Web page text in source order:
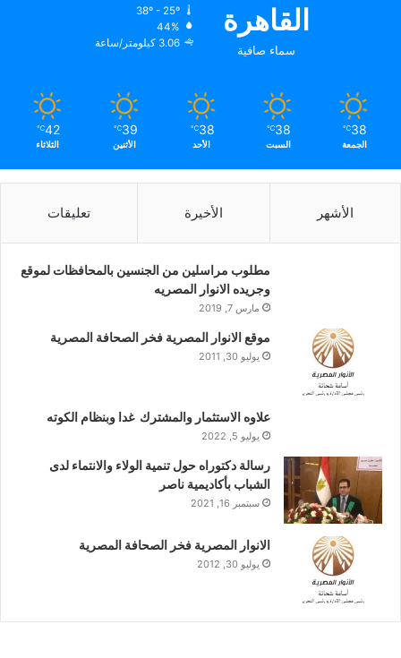
القاهرة
سماء صافية
38º - 25º
44%
3.06 كيلومتر/ساعة
38
℃
الجمعة
38
℃
السبت
38
℃
الأحد
39
℃
الأثنين
42
℃
الثلاثاء
الأشهر الأخيرة تعليقات
مطلوب مراسلين من الجنسين بالمحافظات لموقع
وجريده الانوار المصريه
مارس 7, 2019
موقع الانوار المصرية فخر الصحافة المصرية
يوليو 30, 2011
علاوه الاستثمار والمشترك غدا وبنظام الكوته
يوليو 5, 2022
رسالة دكتوراه حول تنمية الولاء والانتماء لدى
الشباب بأكاديمية ناصر
سبتمبر 16, 2021
الانوار المصرية فخر الصحافة المصرية
يوليو 30, 2012